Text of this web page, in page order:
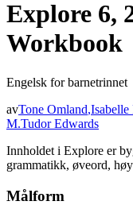
Explore 6,
Workbook
Engelsk for barnetrinnet
avTone Omland,Isabelle
M.Tudor Edwards
Innholdet i Explore er
grammatikk, øveord,
Målform